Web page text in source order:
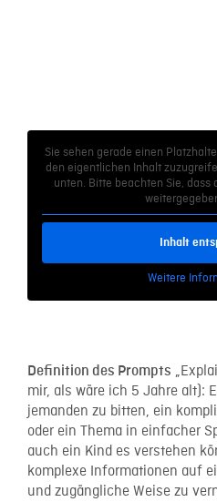
Sie sehen gerade einen
den eigentlichen Inhalt
unten. Bitte beachten Sie, dass
Inhalt
Weitere
Definition des Prompts
mir, als wäre ich 5 Jahre alt):
jemanden zu bitten, ein
oder ein Thema in einfacher
auch ein Kind es verstehen
komplexe Informationen auf
und zugängliche Weise zu